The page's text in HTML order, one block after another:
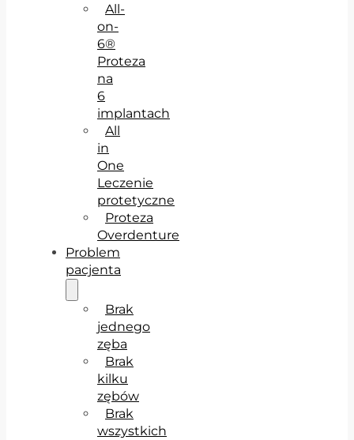
All-
on-
6®
Proteza
na
6
implantach
All
in
One
Leczenie
protetyczne
Proteza
Overdenture
Problem
pacjenta
Brak
jednego
zęba
Brak
kilku
zębów
Brak
wszystkich